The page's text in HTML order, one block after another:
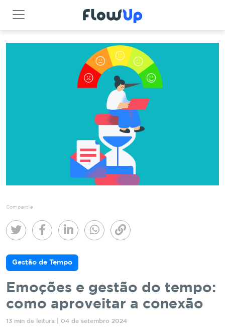
Compartile
Gestão de Tempo
Emoções e gestão do tempo:
como aproveitar a conexão
13 min de leitura | 04 de setembro 2024